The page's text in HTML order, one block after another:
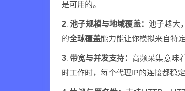
是可用的。
2. 池子规模与地域覆盖：池子越大
的全球覆盖能力能让你模拟来自特
3. 带宽与并发支持： 高频采集意味
时工作时，每个代理IP的连接都稳